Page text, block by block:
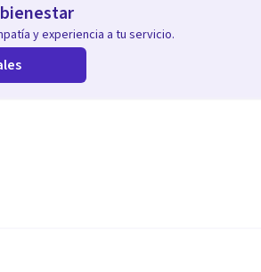
y experiencia a tu servicio.